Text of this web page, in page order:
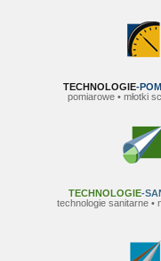
TECHNOLOGIE-
pomiarowe • młotki
TECHNOLOGIE-
technologie sanitarne